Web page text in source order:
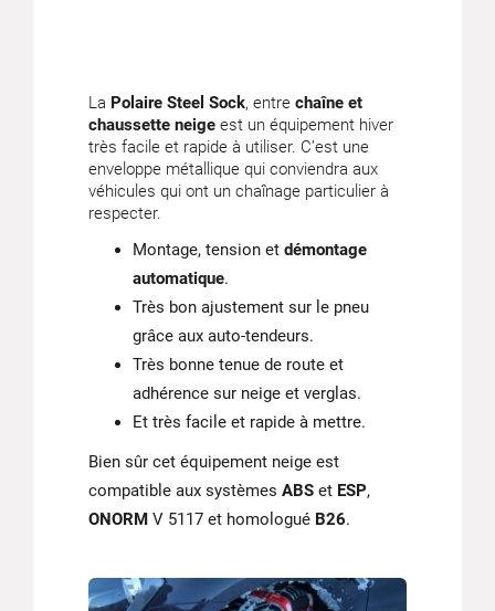
La Polaire Steel Sock, entre chaîne et
chaussette neige est un équipement hiver
très facile et rapide à utiliser. C’est une
enveloppe métallique qui conviendra aux
véhicules qui ont un chaînage particulier à
respecter.
Montage, tension et démontage
automatique.
Très bon ajustement sur le pneu
grâce aux auto-tendeurs.
Très bonne tenue de route et
adhérence sur neige et verglas.
Et très facile et rapide à mettre.
Bien sûr cet équipement neige est
compatible aux systèmes ABS et ESP,
ONORM V 5117 et homologué B26.